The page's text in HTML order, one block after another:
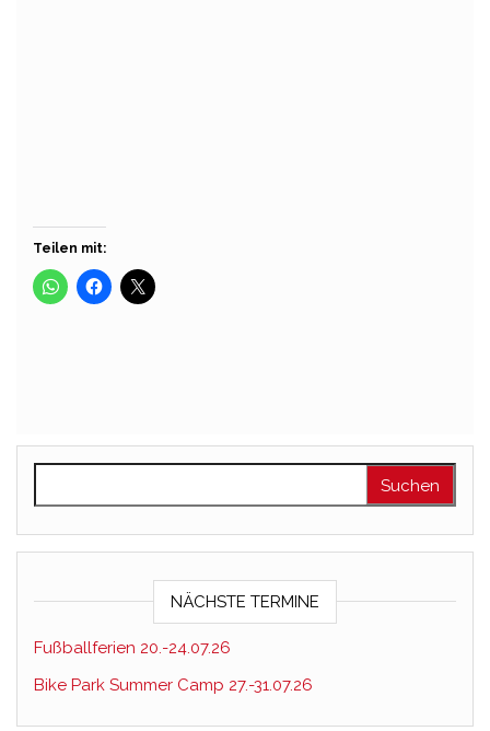
Teilen mit:
NÄCHSTE TERMINE
Fußballferien 20.-24.07.26
Bike Park Summer Camp 27.-31.07.26